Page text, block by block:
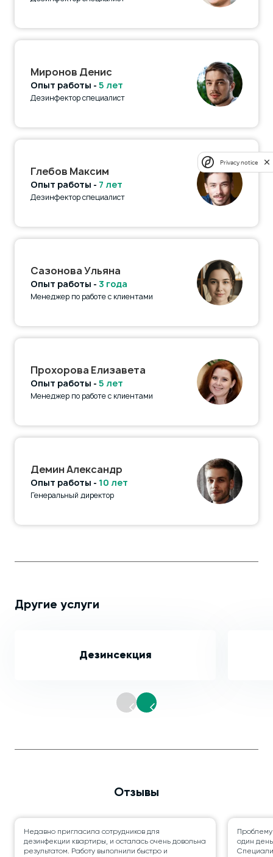
Миронов Денис
Опыт работы - 5 лет
Дезинфектор специалист
Глебов Максим
Опыт работы - 7 лет
Дезинфектор специалист
Сазонова Ульяна
Опыт работы - 3 года
Менеджер по работе с клиентами
Прохорова Елизавета
Опыт работы - 5 лет
Менеджер по работе с клиентами
Демин Александр
Опыт работы - 10 лет
Генеральный директор
Другие услуги
Дезинсекция
Отзывы
Недавно пригласила сотрудников для
дезинфекции квартиры, и осталась очень довольна
результатом. Работу выполнили быстро и
один
Privacy notice